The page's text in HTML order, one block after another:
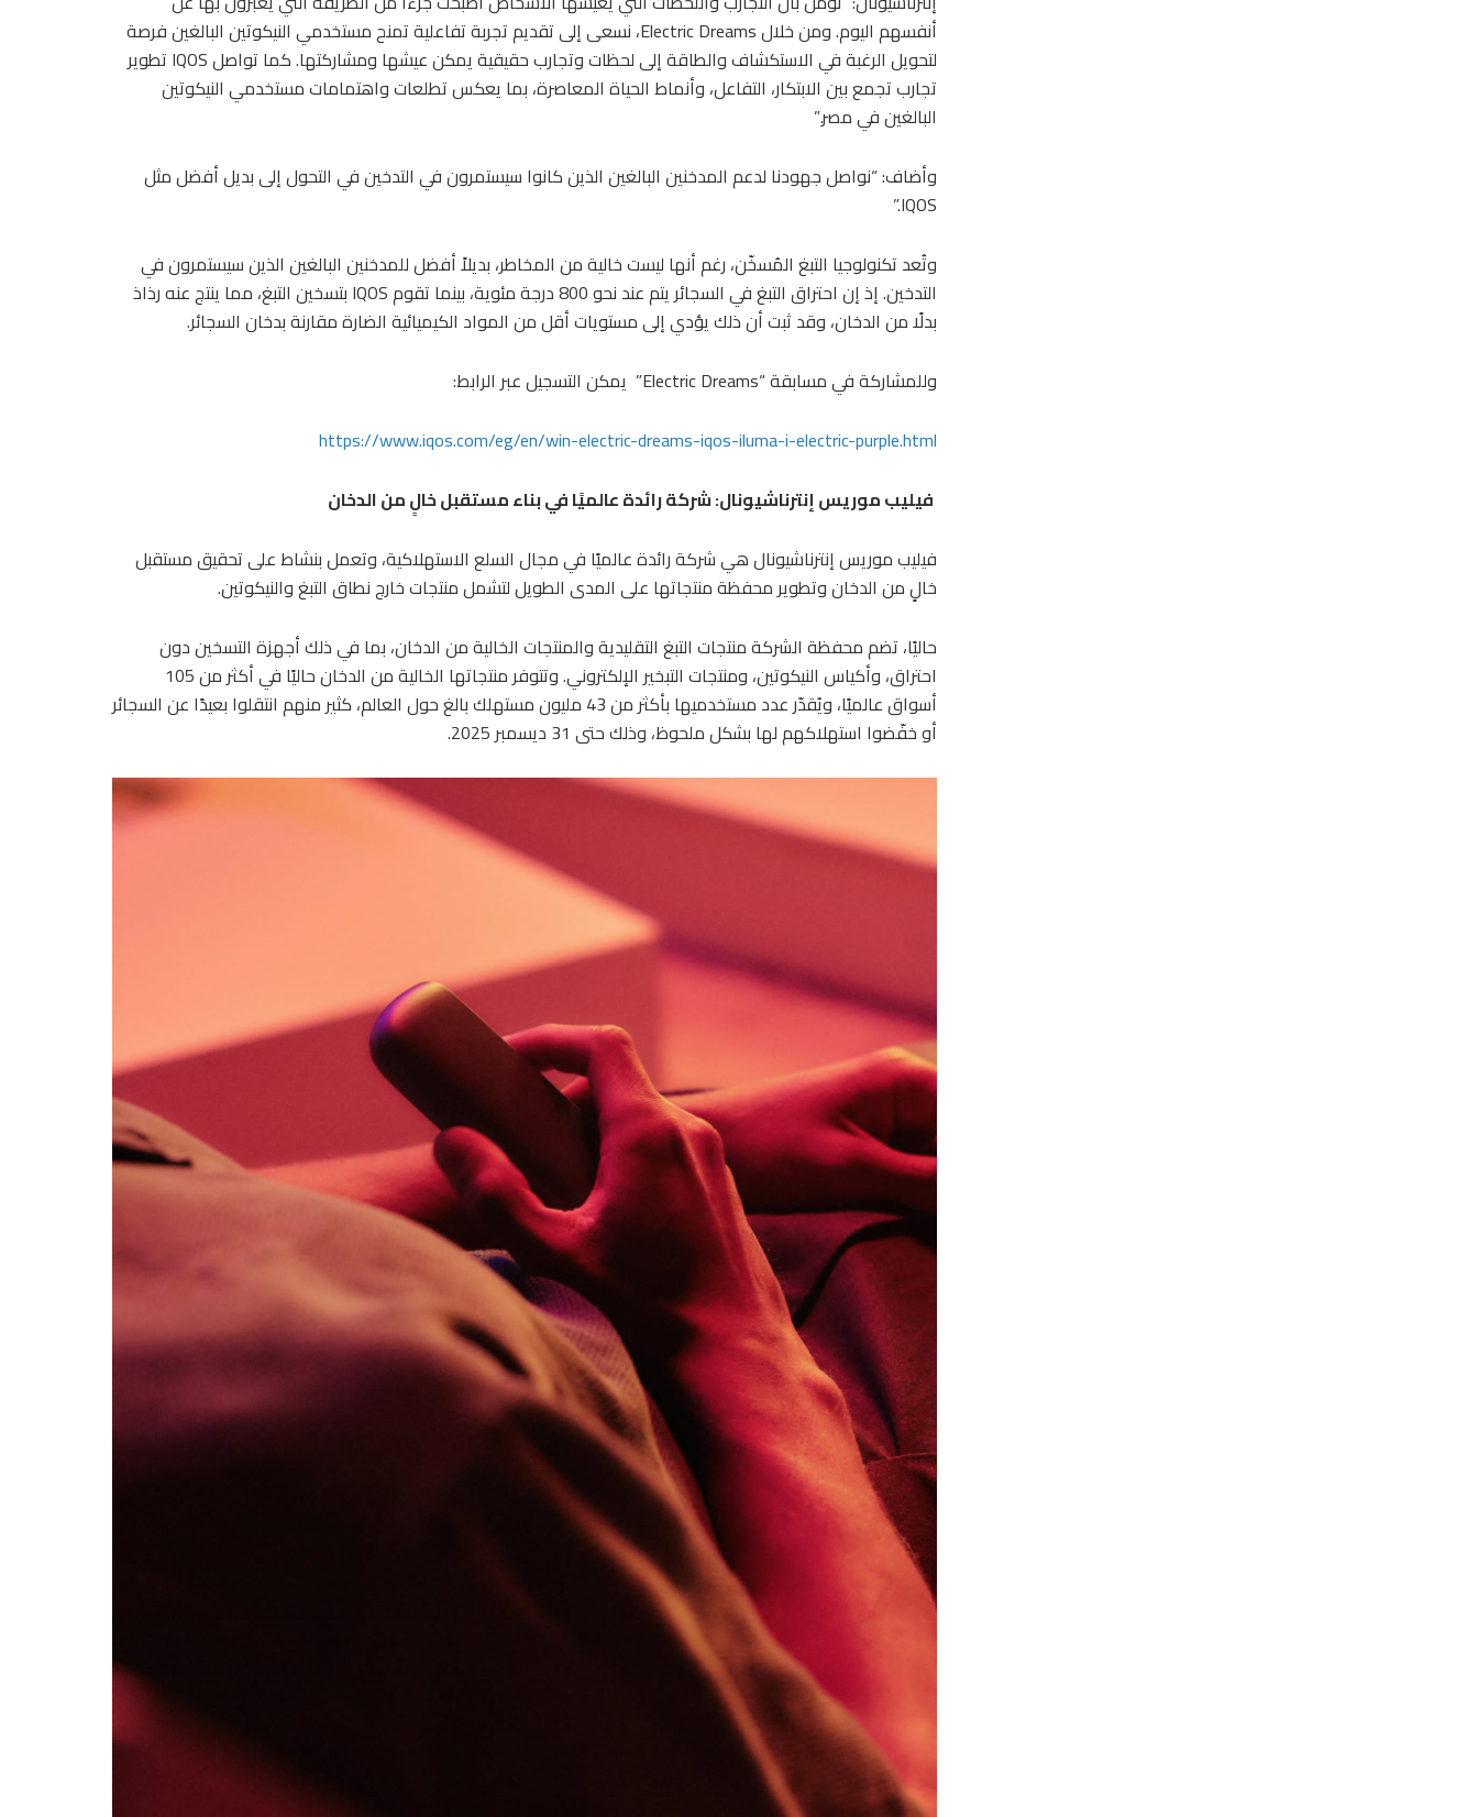
أنفسهم اليوم. ومن خلال Electric Dreams، نسعى إلى تقديم تجربة تفاعلية تمنح مستخدمي النيكوتين البالغين فرصة
لتحويل الرغبة في الاستكشاف والطاقة إلى لحظات وتجارب حقيقية يمكن عيشها ومشاركتها. كما تواصل IQOS تطوير
تجارب تجمع بين الابتكار، التفاعل، وأنماط الحياة المعاصرة، بما يعكس تطلعات واهتمامات مستخدمي النيكوتين
البالغين في مصر.”
وأضاف: “نواصل جهودنا لدعم المدخنين البالغين الذين كانوا سيستمرون في التدخين في التحول إلى بديل أفضل مثل
IQOS.”
وتُعد تكنولوجيا التبغ المُسخّن، رغم أنها ليست خالية من المخاطر، بديلاً أفضل للمدخنين البالغين الذين سيستمرون في
التدخين. إذ إن احتراق التبغ في السجائر يتم عند نحو 800 درجة مئوية، بينما تقوم IQOS بتسخين التبغ، مما ينتج عنه رذاذ
بدلًا من الدخان، وقد ثبت أن ذلك يؤدي إلى مستويات أقل من المواد الكيميائية الضارة مقارنة بدخان السجائر.
وللمشاركة في مسابقة “Electric Dreams” يمكن التسجيل عبر الرابط:
https://www.iqos.com/eg/en/win-electric-dreams-iqos-iluma-i-electric-purple.html
فيليب موريس إنترناشيونال: شركة رائدة عالميًا في بناء مستقبل خالٍ من الدخان
فيليب موريس إنترناشيونال هي شركة رائدة عالميًا في مجال السلع الاستهلاكية، وتعمل بنشاط على تحقيق مستقبل
خالٍ من الدخان وتطوير محفظة منتجاتها على المدى الطويل لتشمل منتجات خارج نطاق التبغ والنيكوتين.
حاليًا، تضم محفظة الشركة منتجات التبغ التقليدية والمنتجات الخالية من الدخان، بما في ذلك أجهزة التسخين دون
احتراق، وأكياس النيكوتين، ومنتجات التبخير الإلكتروني. وتتوفر منتجاتها الخالية من الدخان حاليًا في أكثر من 105
أسواق عالميًا، ويُقدّر عدد مستخدميها بأكثر من 43 مليون مستهلك بالغ حول العالم، كثير منهم انتقلوا بعيدًا عن السجائر
أو خفّضوا استهلاكهم لها بشكل ملحوظ، وذلك حتى 31 ديسمبر 2025.